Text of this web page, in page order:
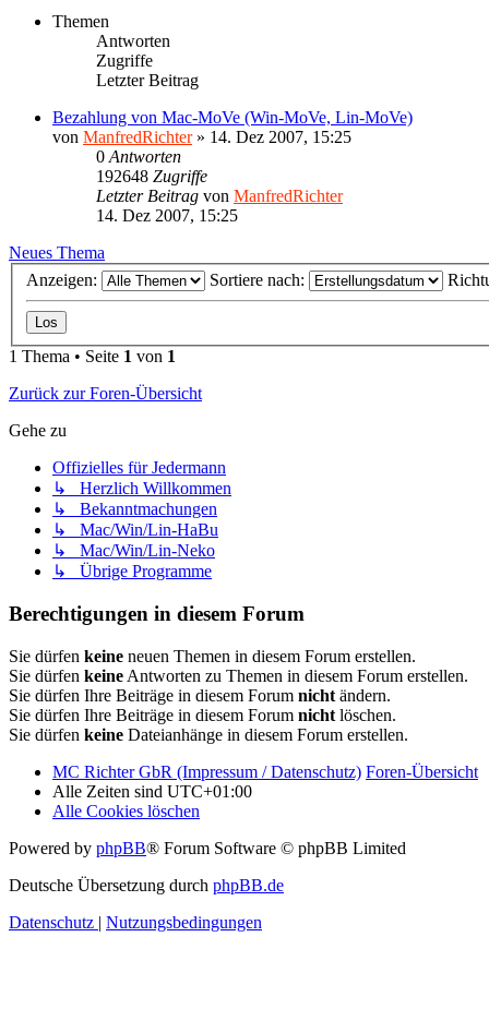
Themen
Antworten
Zugriffe
Letzter Beitrag
Bezahlung von Mac-MoVe (Win-MoVe, Lin-MoVe)
von ManfredRichter» 14. Dez 2007, 15:25
0 Antworten
192648 Zugriffe
Letzter Beitrag von ManfredRichter
14. Dez 2007, 15:25
Neues Thema
Anzeigen:
Sortiere nach:
1 Thema • Seite 1 von 1
Zurück zur Foren-Übersicht
Gehe zu
Offizielles für Jedermann
↳ Herzlich Willkommen
↳ Bekanntmachungen
↳ Mac/Win/Lin-HaBu
↳ Mac/Win/Lin-Neko
↳ Übrige Programme
Berechtigungen in diesem Forum
Sie dürfen keine neuen Themen in diesem Forum erstellen.
Sie dürfen keine Antworten zu Themen in diesem Forum erstellen.
Sie dürfen Ihre Beiträge in diesem Forum nicht ändern.
Sie dürfen Ihre Beiträge in diesem Forum nicht löschen.
Sie dürfen keine Dateianhänge in diesem Forum erstellen.
MC Richter GbR (Impressum / Datenschutz) Foren-Übersicht
Alle Zeiten sind UTC+01:00
Alle Cookies löschen
Powered by phpBB® Forum Software © phpBB Limited
Deutsche Übersetzung durch phpBB.de
Datenschutz | Nutzungsbedingungen